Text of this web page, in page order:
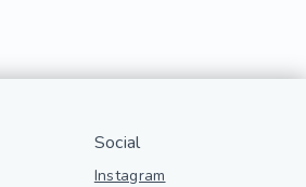
Social
Instagram